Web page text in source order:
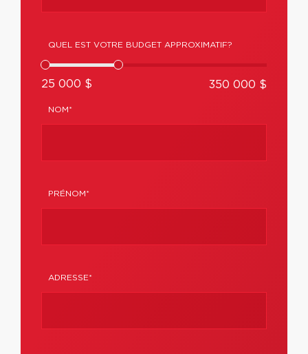
QUEL EST VOTRE BUDGET APPROXIMATIF?
25 000 $ 350 000 $
NOM*
PRÉNOM*
ADRESSE*